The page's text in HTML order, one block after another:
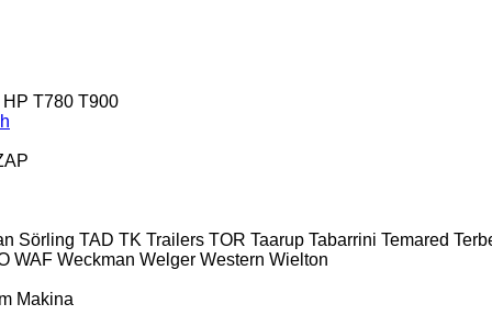
T780 T900
Sörling TAD TK Trailers TOR Taarup Tabarrini Temared
WAF Weckman Welger Western Wielton
Makina